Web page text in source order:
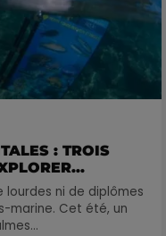
: TROIS
lourdes ni de diplômes
marine. Cet été, un